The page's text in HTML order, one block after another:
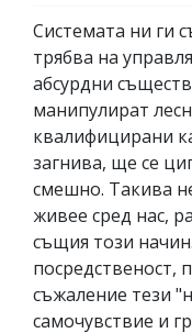
Системата ни ги
трябва на
абсурдни
манипулират
квалифицирани
загнива, ще се
смешно. Такива
живее сред нас,
същия този
посредственост,
съжаление тези
самочувствие и